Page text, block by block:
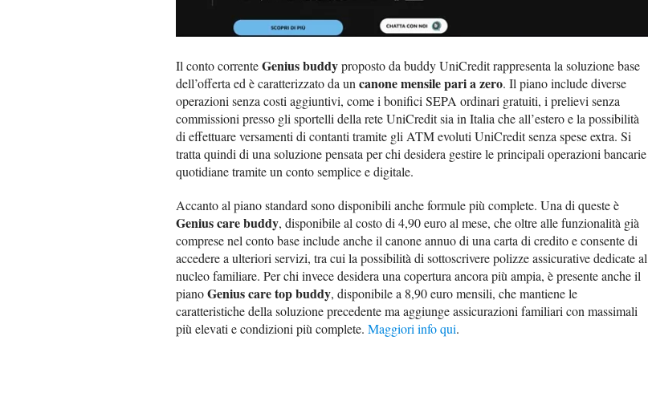
Il conto correnteGenius buddyproposto da buddy UniCredit rappresenta la soluzione base
dell’offerta ed è caratterizzato da un canone mensile pari a zero. Il piano include diverse
operazioni senza costi aggiuntivi, come i bonifici SEPA ordinari gratuiti, i prelievi senza
commissioni presso gli sportelli della rete UniCredit sia in Italia che all’estero e la possibilità
di effettuare versamenti di contanti tramite gli ATM evoluti UniCredit senza spese extra. Si
tratta quindi di una soluzione pensata per chi desidera gestire le principali operazioni bancarie
quotidiane tramite un conto semplice e digitale.
Accanto al piano standard sono disponibili anche formule più complete. Una di queste è
Genius care buddy, disponibile al costo di 4,90 euro al mese, che oltre alle funzionalità già
comprese nel conto base include anche il canone annuo di una carta di credito e consente di
accedere a ulteriori servizi, tra cui la possibilità di sottoscrivere polizze assicurative dedicate al
nucleo familiare. Per chi invece desidera una copertura ancora più ampia, è presente anche il
pianoGenius care top buddy, disponibile a 8,90 euro mensili, che mantiene le
caratteristiche della soluzione precedente ma aggiunge assicurazioni familiari con massimali
più elevati e condizioni più complete. Maggiori info qui.